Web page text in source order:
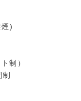
)
制）